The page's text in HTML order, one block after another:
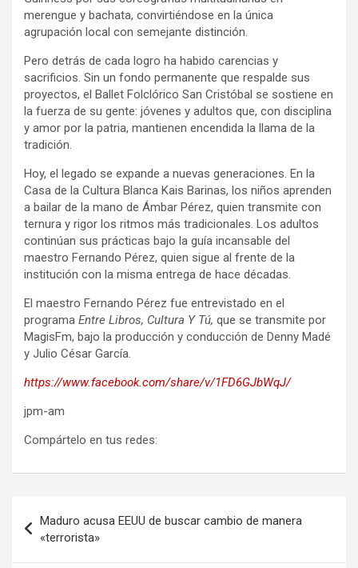
merengue y bachata, convirtiéndose en la única
agrupación local con semejante distinción.
Pero detrás de cada logro ha habido carencias y
sacrificios. Sin un fondo permanente que respalde sus
proyectos, el Ballet Folclórico San Cristóbal se sostiene en
la fuerza de su gente: jóvenes y adultos que, con disciplina
y amor por la patria, mantienen encendida la llama de la
tradición.
Hoy, el legado se expande a nuevas generaciones. En la
Casa de la Cultura Blanca Kais Barinas, los niños aprenden
a bailar de la mano de Ámbar Pérez, quien transmite con
ternura y rigor los ritmos más tradicionales. Los adultos
continúan sus prácticas bajo la guía incansable del
maestro Fernando Pérez, quien sigue al frente de la
institución con la misma entrega de hace décadas.
El maestro Fernando Pérez fue entrevistado en el
programa Entre Libros, Cultura Y Tú, que se transmite por
MagisFm, bajo la producción y conducción de Denny Madé
y Julio César García.
https://www.facebook.com/share/v/1FD6GJbWqJ/
jpm-am
Compártelo en tus redes:
de
entradas
Maduro acusa EEUU de buscar cambio de manera
«terrorista»